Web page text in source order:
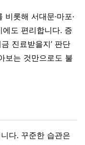
롯해 서대문·마포·
에도 편리합니다. 증
진료받을지’ 판단
보는 것만으로도 불
다. 꾸준한 습관은